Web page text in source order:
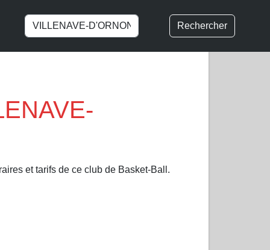
Rechercher
et tarifs de ce club de Basket-Ball.